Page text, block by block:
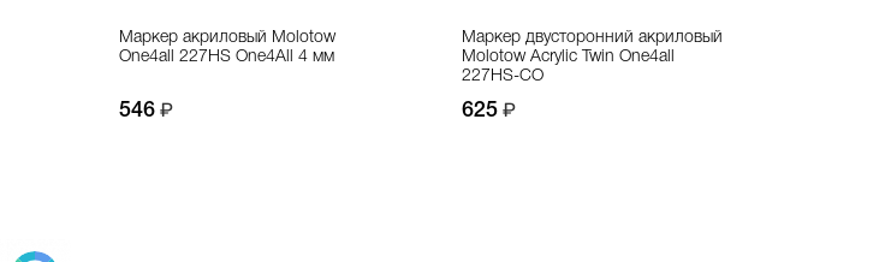
Маркер акриловый Molotow
One4all 227HS One4All 4 мм
546
Маркер двусторонний акриловый
Molotow Acrylic Twin One4all
227HS-CO
625